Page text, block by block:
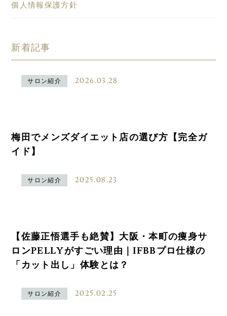
個人情報保護方針
新着記事
サロン紹介 2026.03.28
梅田でメンズダイエット店の選び方【完全ガ
イド】
サロン紹介 2025.08.23
【佐藤正悟選手も絶賛】大阪・本町の痩身サ
ロンPELLYがすごい理由｜IFBBプロ仕様の
「カット出し」体験とは？
サロン紹介 2025.02.25